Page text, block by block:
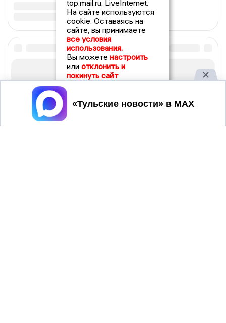
top.mail.ru, LiveInternet.
На сайте используются
cookie. Оставаясь на
сайте, вы принимаете
все условия
использования.
Вы можете настроить
или отклонить и
покинуть сайт
Принять